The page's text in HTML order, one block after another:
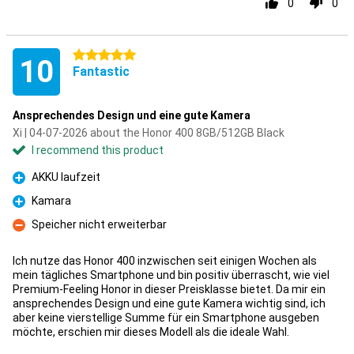
0 0
10 5 stars
Fantastic
Ansprechendes Design und eine gute Kamera
Xi | 04-07-2026 about the Honor 400 8GB/512GB Black
I recommend this product
Pro
AKKU laufzeit
Pro
Kamara
Con
Speicher nicht erweiterbar
Ich nutze das Honor 400 inzwischen seit einigen Wochen als
mein tägliches Smartphone und bin positiv überrascht, wie viel
Premium-Feeling Honor in dieser Preisklasse bietet. Da mir ein
ansprechendes Design und eine gute Kamera wichtig sind, ich
aber keine vierstellige Summe für ein Smartphone ausgeben
möchte, erschien mir dieses Modell als die ideale Wahl.